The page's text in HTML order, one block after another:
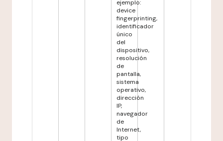
ejemplo:
device
fingerprinting,
identificador
único
del
dispositivo,
resolución
de
pantalla,
sistema
operativo,
dirección
IP,
navegador
de
Internet,
tipo